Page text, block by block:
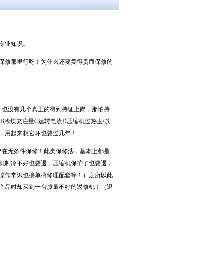
业知识。
修那里行呀！为什么还要卖得贵而保修的
没有几个真正的得到持证上岗，那怕持
冷煤充注量C运转电流D压缩机过热度/以
用起来想它坏也要过几年！
无条件保修！此类保修法，基本上都是
冷不好也要退，压缩机保护了也要退，
作常识也接单搞修理配套等！）之所以此
品时却买到一台质量不好的返修机！（退